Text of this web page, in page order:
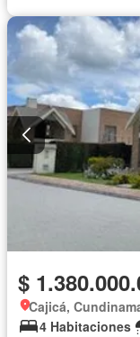
$
Cajicá,
4 Habitaciones